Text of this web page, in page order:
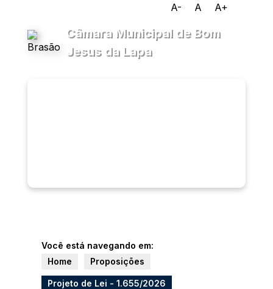
A- A A+
Câmara Municipal de Bom
Jesus da Lapa
Você está navegando em:
Home
Proposições
Projeto de Lei - 1.655/2026